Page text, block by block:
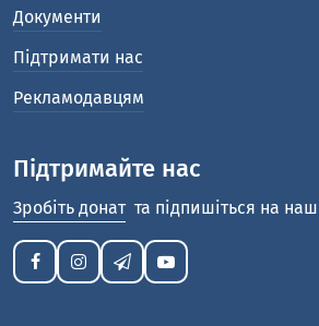
Документи
Підтримати нас
Рекламодавцям
Підтримайте нас
Зробіть донат та підпишіться на